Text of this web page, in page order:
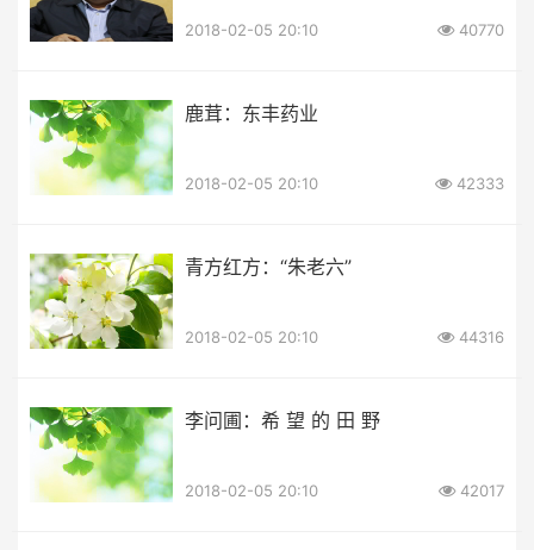
2018-02-05 20:10 40770
鹿茸：东丰药业
2018-02-05 20:10 42333
青方红方：“朱老六”
2018-02-05 20:10 44316
李问圃：希 望 的 田 野
2018-02-05 20:10 42017